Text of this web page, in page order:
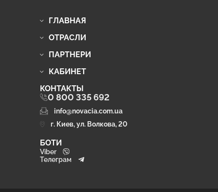
ГЛАВНАЯ
ОТРАСЛИ
ПАРТНЕРИ
КАБИНЕТ
КОНТАКТЫ
0 800 335 692
info@novacia.com.ua
г. Киев, ул. Волкова, 20
БОТИ
Viber
Телеграм